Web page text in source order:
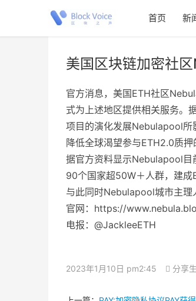
首页 新
美国区块链加密社
官方消息，美国ETH社区
式为上述地区提供相关服务。
项目的演化发展Nebulapool所
降低全球渴望参与ETH2.0质押
据官方资料显示Nebulapool目
90个国家超50W＋人群，建成
与此同时Nebulapool城市主理
官网：https://
电报：@JackleeETH
2023年1月10日 pm2:45 分享